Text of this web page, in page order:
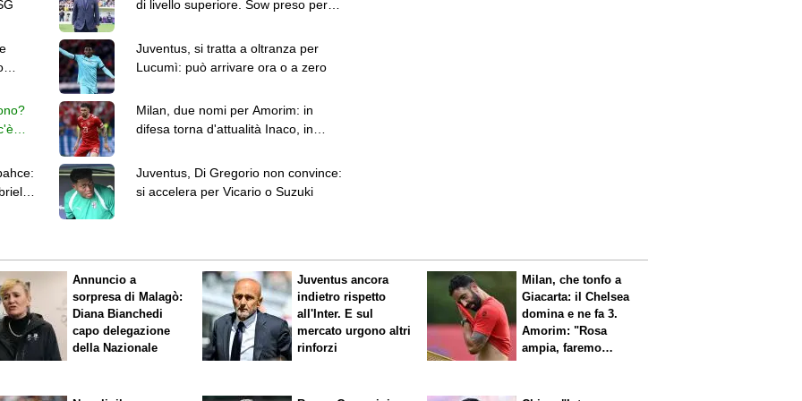
di livello superiore. Sow preso per
Juventus, si tratta a oltranza per
Lucumì: può arrivare ora o a zero
Milan, due nomi per Amorim: in
difesa torna d'attualità Inaco, in
Juventus, Di Gregorio non convince:
si accelera per Vicario o Suzuki
Annuncio a
sorpresa di Malagò:
Diana Bianchedi
capo delegazione
della Nazionale
Juventus ancora
indietro rispetto
all'Inter. E sul
mercato urgono altri
rinforzi
Milan, che tonfo a
Giacarta: il Chelsea
domina e ne fa 3.
Amorim: "Rosa
ampia, faremo